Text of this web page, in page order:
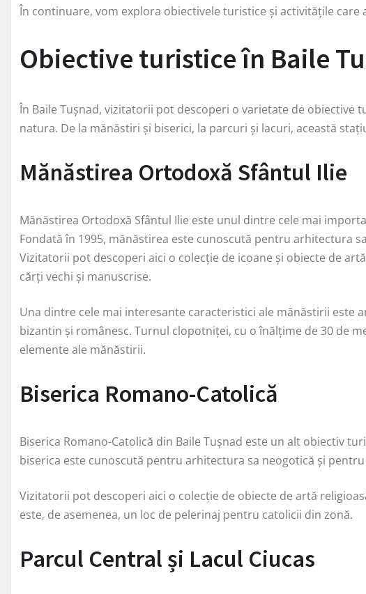
În continuare, vom explora obiectivele turistice și activitățile care
Obiective turistice în Baile
În Baile Tușnad, vizitatorii pot descoperi o varietate de obiective
natura. De la mănăstiri și biserici, la parcuri și lacuri, această
Mănăstirea Ortodoxă Sfântul Ilie
Mănăstirea Ortodoxă Sfântul Ilie este unul dintre cele mai
Fondată în 1995, mănăstirea este cunoscută pentru arhitectura
Vizitatorii pot descoperi aici o colecție de icoane și obiecte de
cărți vechi și manuscrise.
Una dintre cele mai interesante caracteristici ale mănăstirii este
bizantin și românesc. Turnul clopotniței, cu o înălțime de 30 de
elemente ale mănăstirii.
Biserica Romano-Catolică
Biserica Romano-Catolică din Baile Tușnad este un alt obiectiv
biserica este cunoscută pentru arhitectura sa neogotică și
Vizitatorii pot descoperi aici o colecție de obiecte de artă
este, de asemenea, un loc de pelerinaj pentru catolicii din zonă.
Parcul Central și Lacul Ciucas